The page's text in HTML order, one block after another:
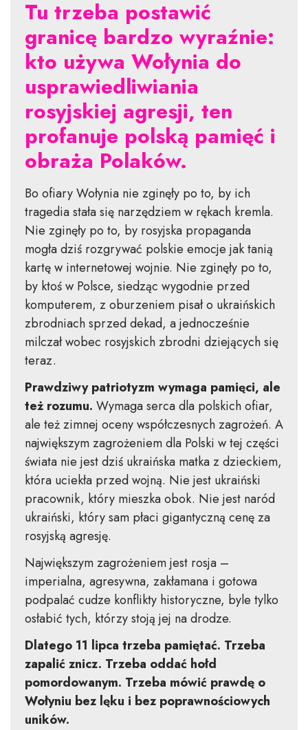
Tu trzeba postawić
granicę bardzo wyraźnie:
kto używa Wołynia do
usprawiedliwiania
rosyjskiej agresji, ten
profanuje polską pamięć i
obraża Polaków.
Bo ofiary Wołynia nie zginęły po to, by ich
tragedia stała się narzędziem w rękach kremla.
Nie zginęły po to, by rosyjska propaganda
mogła dziś rozgrywać polskie emocje jak tanią
kartę w internetowej wojnie. Nie zginęły po to,
by ktoś w Polsce, siedząc wygodnie przed
komputerem, z oburzeniem pisał o ukraińskich
zbrodniach sprzed dekad, a jednocześnie
milczał wobec rosyjskich zbrodni dziejących się
teraz.
Prawdziwy patriotyzm wymaga pamięci, ale
też rozumu. Wymaga serca dla polskich ofiar,
ale też zimnej oceny współczesnych zagrożeń. A
największym zagrożeniem dla Polski w tej części
świata nie jest dziś ukraińska matka z dzieckiem,
która uciekła przed wojną. Nie jest ukraiński
pracownik, który mieszka obok. Nie jest naród
ukraiński, który sam płaci gigantyczną cenę za
rosyjską agresję.
Największym zagrożeniem jest rosja –
imperialna, agresywna, zakłamana i gotowa
podpalać cudze konflikty historyczne, byle tylko
osłabić tych, którzy stoją jej na drodze.
Dlatego 11 lipca trzeba pamiętać. Trzeba
zapalić znicz. Trzeba oddać hołd
pomordowanym. Trzeba mówić prawdę o
Wołyniu bez lęku i bez poprawnościowych
uników.